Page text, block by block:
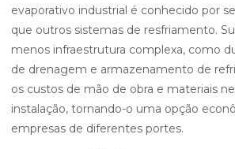
evaporativo industrial é conhecido por
que outros sistemas de resfriamento.
menos infraestrutura complexa, como
de drenagem e armazenamento de
os custos de mão de obra e materiais
instalação, tornando-o uma opção
empresas de diferentes portes.